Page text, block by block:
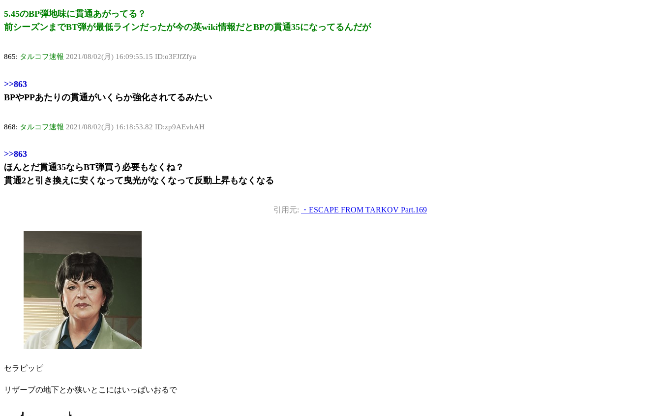
5.45のBP弾地味に貫通あがってる？
前シーズンまでBT弾が最低ラインだったが今の英wiki情報だとBPの貫通35になってるんだが
865: タルコフ速報 2021/08/02(月) 16:09:55.15 ID:o3FJfZfya
>>863
BPやPPあたりの貫通がいくらか強化されてるみたい
868: タルコフ速報 2021/08/02(月) 16:18:53.82 ID:zp9AEvhAH
>>863
ほんとだ貫通35ならBT弾買う必要もなくね？
貫通2と引き換えに安くなって曳光がなくなって反動上昇もなくなる
引用元: ・ESCAPE FROM TARKOV Part.169
セラピッピ
リザーブの地下とか狭いとこにはいっぱいおるで